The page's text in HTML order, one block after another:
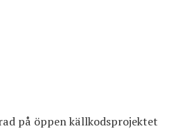
på öppen källkodsprojektet